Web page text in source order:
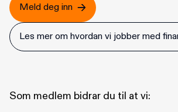
Meld deg inn
Les mer om hvordan vi jobber med
Som medlem bidrar du til at vi: